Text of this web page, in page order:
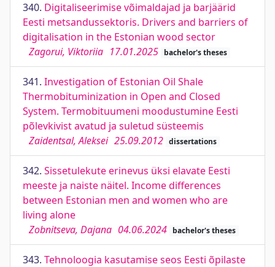
340. Digitaliseerimise võimaldajad ja barjäärid
Eesti metsandussektoris. Drivers and barriers of
digitalisation in the Estonian wood sector
Zagorui, Viktoriia 17.01.2025 bachelor's theses
341. Investigation of Estonian Oil Shale
Thermobituminization in Open and Closed
System. Termobituumeni moodustumine Eesti
põlevkivist avatud ja suletud süsteemis
Zaidentsal, Aleksei 25.09.2012 dissertations
342. Sissetulekute erinevus üksi elavate Eesti
meeste ja naiste näitel. Income differences
between Estonian men and women who are
living alone
Zobnitseva, Dajana 04.06.2024 bachelor's theses
343. Tehnoloogia kasutamise seos Eesti õpilaste